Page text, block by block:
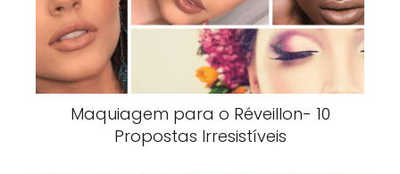
Maquiagem para o Réveillon- 10
Propostas Irresistíveis